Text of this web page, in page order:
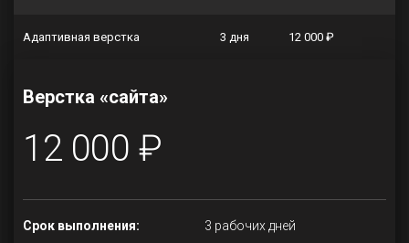
Адаптивная верстка 3 дня 12 000 ₽
Верстка «сайта»
12 000 ₽
Срок выполнения: 3 рабочих дней